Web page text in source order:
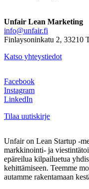
nyt
Unfair Lean Marketing
info@unfair.fi
Finlaysoninkatu 2, 33210
Katso yhteystiedot
Facebook
Instagram
LinkedIn
Tilaa uutiskirje
Unfair on Lean Startup -
markkinointi- ja
epäreilua kilpailuetua
kehittämiseen. Teemme
autamme rakentamaan